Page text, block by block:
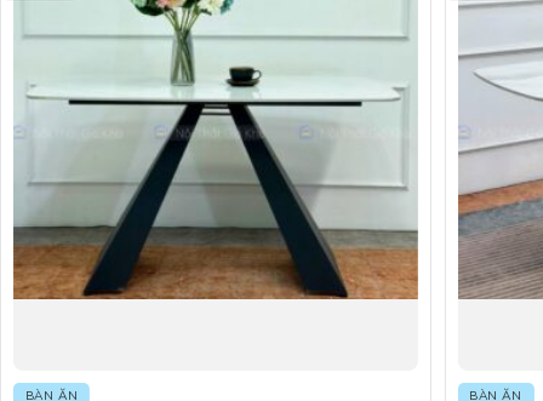
BÀN ĂN BÀN ĂN